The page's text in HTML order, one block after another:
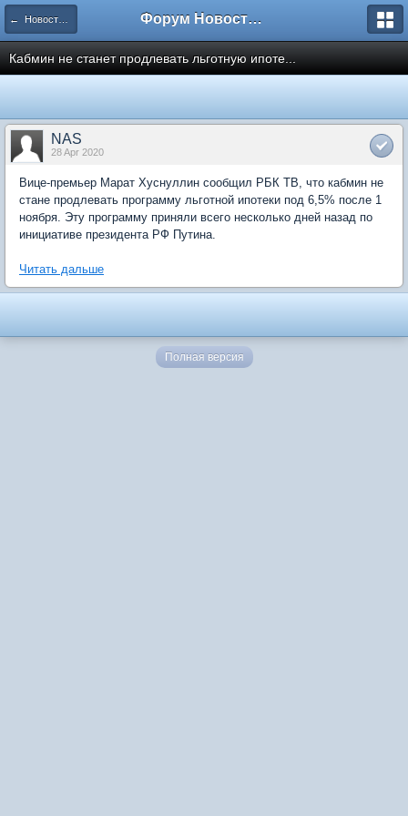
← Новости рынка недвижимости Форум Новостройки
Кабмин не станет продлевать льготную ипоте...
NAS
28 Apr 2020
Вице-премьер Марат Хуснуллин сообщил РБК ТВ, что кабмин не
стане продлевать программу льготной ипотеки под 6,5% после 1
ноября. Эту программу приняли всего несколько дней назад по
инициативе президента РФ Путина.
Читать дальше
Полная версия